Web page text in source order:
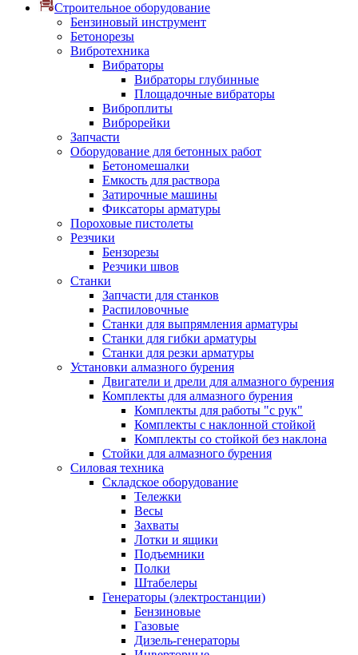
Строительное оборудование
Бензиновый инструмент
Бетонорезы
Вибротехника
Вибраторы
Вибраторы глубинные
Площадочные вибраторы
Виброплиты
Виброрейки
Запчасти
Оборудование для бетонных работ
Бетономешалки
Емкость для раствора
Затирочные машины
Фиксаторы арматуры
Пороховые пистолеты
Резчики
Бензорезы
Резчики швов
Станки
Запчасти для станков
Распиловочные
Станки для выпрямления арматуры
Станки для гибки арматуры
Станки для резки арматуры
Установки алмазного бурения
Двигатели и дрели для алмазного бурения
Комплекты для алмазного бурения
Комплекты для работы "с рук"
Комплекты с наклонной стойкой
Комплекты со стойкой без наклона
Стойки для алмазного бурения
Силовая техника
Складское оборудование
Тележки
Весы
Захваты
Лотки и ящики
Подъемники
Полки
Штабелеры
Генераторы (электростанции)
Бензиновые
Газовые
Дизель-генераторы